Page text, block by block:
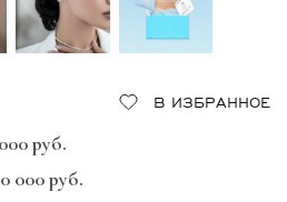
В ИЗБРАННОЕ
руб.
000 руб.